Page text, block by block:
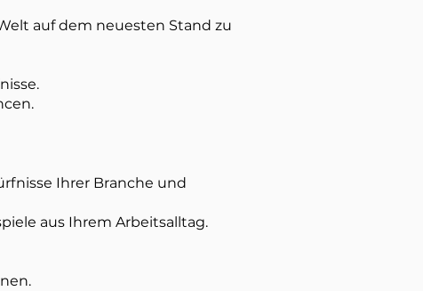
auf dem neuesten Stand zu
Ihrer Branche und
aus Ihrem Arbeitsalltag.